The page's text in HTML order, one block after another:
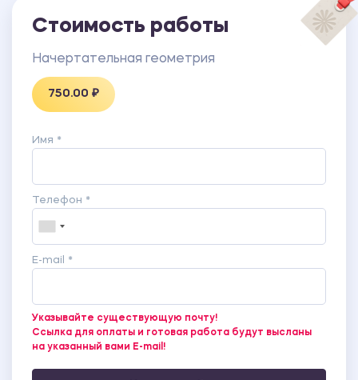
Стоимость работы
Начертательная геометрия
750.00 ₽
Имя *
Телефон *
E-mail *
Указывайте существующую почту!
Ссылка для оплаты и готовая работа будут высланы
на указанный вами E-mail!